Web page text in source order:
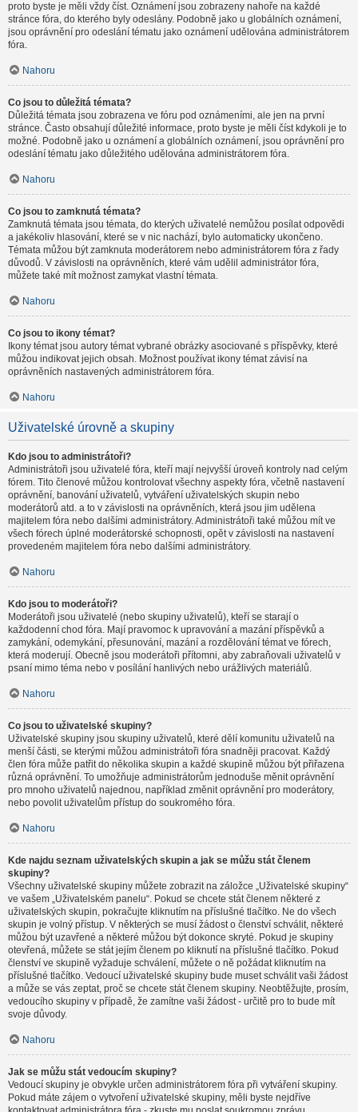
proto byste je měli vždy číst. Oznámení jsou zobrazeny nahoře na každé
stránce fóra, do kterého byly odeslány. Podobně jako u globálních oznámení,
jsou oprávnění pro odeslání tématu jako oznámení udělována administrátorem
fóra.
Nahoru
Co jsou to důležitá témata?
Důležitá témata jsou zobrazena ve fóru pod oznámeními, ale jen na první
stránce. Často obsahují důležité informace, proto byste je měli číst kdykoli je to
možné. Podobně jako u oznámení a globálních oznámení, jsou oprávnění pro
odeslání tématu jako důležitého udělována administrátorem fóra.
Nahoru
Co jsou to zamknutá témata?
Zamknutá témata jsou témata, do kterých uživatelé nemůžou posílat odpovědi
a jakékoliv hlasování, které se v nic nachází, bylo automaticky ukončeno.
Témata můžou být zamknuta moderátorem nebo administrátorem fóra z řady
důvodů. V závislosti na oprávněních, které vám udělil administrátor fóra,
můžete také mít možnost zamykat vlastní témata.
Nahoru
Co jsou to ikony témat?
Ikony témat jsou autory témat vybrané obrázky asociované s příspěvky, které
můžou indikovat jejich obsah. Možnost používat ikony témat závisí na
oprávněních nastavených administrátorem fóra.
Nahoru
Uživatelské úrovně a skupiny
Kdo jsou to administrátoři?
Administrátoři jsou uživatelé fóra, kteří mají nejvyšší úroveň kontroly nad celým
fórem. Tito členové můžou kontrolovat všechny aspekty fóra, včetně nastavení
oprávnění, banování uživatelů, vytváření uživatelských skupin nebo
moderátorů atd. a to v závislosti na oprávněních, která jsou jim udělena
majitelem fóra nebo dalšími administrátory. Administrátoři také můžou mít ve
všech fórech úplné moderátorské schopnosti, opět v závislosti na nastavení
provedeném majitelem fóra nebo dalšími administrátory.
Nahoru
Kdo jsou to moderátoři?
Moderátoři jsou uživatelé (nebo skupiny uživatelů), kteří se starají o
každodenní chod fóra. Mají pravomoc k upravování a mazání příspěvků a
zamykání, odemykání, přesunování, mazání a rozdělování témat ve fórech,
která moderují. Obecně jsou moderátoři přítomni, aby zabraňovali uživatelů v
psaní mimo téma nebo v posílání hanlivých nebo urážlivých materiálů.
Nahoru
Co jsou to uživatelské skupiny?
Uživatelské skupiny jsou skupiny uživatelů, které dělí komunitu uživatelů na
menší části, se kterými můžou administrátoři fóra snadněji pracovat. Každý
člen fóra může patřit do několika skupin a každé skupině můžou být přiřazena
různá oprávnění. To umožňuje administrátorům jednoduše měnit oprávnění
pro mnoho uživatelů najednou, například změnit oprávnění pro moderátory,
nebo povolit uživatelům přístup do soukromého fóra.
Nahoru
Kde najdu seznam uživatelských skupin a jak se můžu stát členem
skupiny?
Všechny uživatelské skupiny můžete zobrazit na záložce „Uživatelské skupiny“
ve vašem „Uživatelském panelu“. Pokud se chcete stát členem některé z
uživatelských skupin, pokračujte kliknutím na příslušné tlačítko. Ne do všech
skupin je volný přístup. V některých se musí žádost o členství schválit, některé
můžou být uzavřené a některé můžou být dokonce skryté. Pokud je skupiny
otevřená, můžete se stát jejím členem po kliknutí na příslušné tlačítko. Pokud
členství ve skupině vyžaduje schválení, můžete o ně požádat kliknutím na
příslušné tlačítko. Vedoucí uživatelské skupiny bude muset schválit vaši žádost
a může se vás zeptat, proč se chcete stát členem skupiny. Neobtěžujte, prosím,
vedoucího skupiny v případě, že zamítne vaši žádost - určitě pro to bude mít
svoje důvody.
Nahoru
Jak se můžu stát vedoucím skupiny?
Vedoucí skupiny je obvykle určen administrátorem fóra při vytváření skupiny.
Pokud máte zájem o vytvoření uživatelské skupiny, měli byste nejdříve